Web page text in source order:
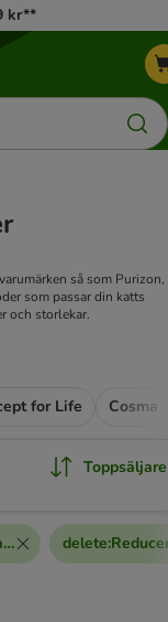
kr**
så som Purizon,
som passar din katts
och storlekar.
for Life Cosma
Toppsäljare
rabatt delete: